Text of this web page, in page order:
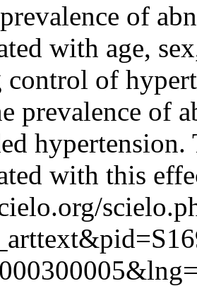
of
with age,
of
prevalence of
hypertension.
with this